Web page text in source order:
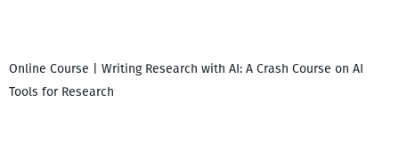
Online Course | Writing Research with AI: A Crash Course on AI
Tools for Research